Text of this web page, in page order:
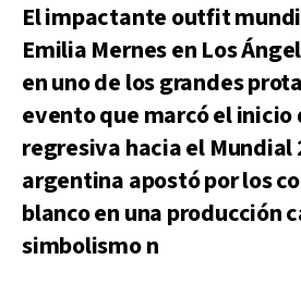
El impactante outfit
Emilia Mernes en Los
en uno de los grandes
evento que marcó el inicio
regresiva hacia el
argentina apostó por los
blanco en una producción
simbolismo n